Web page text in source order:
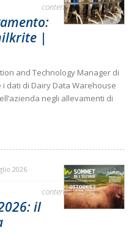
contenuto sponsorizzato
|
and Technology Manager di
dati di Dairy Data Warehouse
negli allevamenti di
2026
contenuto sponsorizzato
il